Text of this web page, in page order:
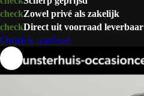
checkZowel privé als zakelijk
checkDirect uit voorraad leverbaar
Ontdek aanbod